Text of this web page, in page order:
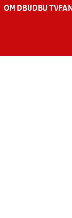
OM DBU DBU TV